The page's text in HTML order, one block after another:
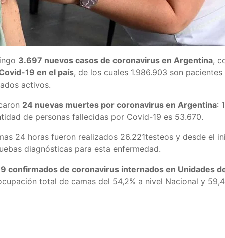
3.697 nuevos casos de coronavirus en Argentina,
19 en el país, de los cuales 1.986.903 son pacientes
activos.
24 nuevas muertes por coronavirus en Argentina:
de personas fallecidas por Covid-19 es 53.670.
24 horas fueron realizados 26.221testeos y desde el
diagnósticas para esta enfermedad.
confirmados de coronavirus internados en Unidades
total de camas del 54,2% a nivel Nacional y